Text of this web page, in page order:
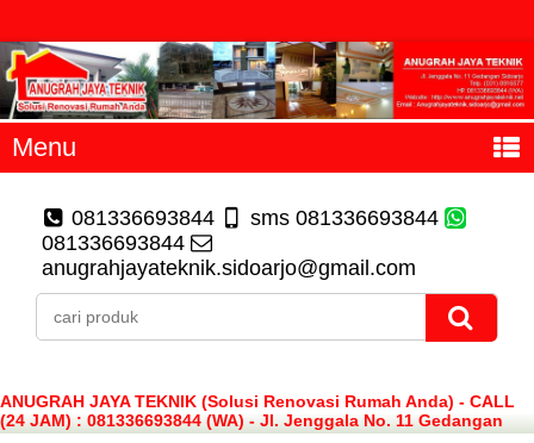
Menu
081336693844
sms 081336693844
081336693844
anugrahjayateknik.sidoarjo@gmail.com
ANUGRAH JAYA TEKNIK (Solusi Renovasi Rumah Anda) - CALL
(24 JAM) : 081336693844 (WA) - Jl. Jenggala No. 11 Gedangan